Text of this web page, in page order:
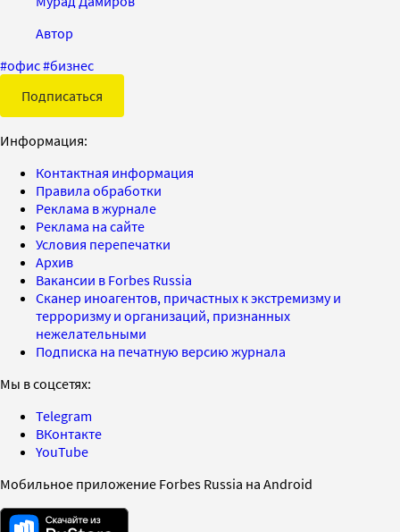
Автор
#офис#бизнес
Подписаться
Информация:
Контактная информация
Правила обработки
Реклама в журнале
Реклама на сайте
Условия перепечатки
Архив
Вакансии в Forbes Russia
Сканер иноагентов, причастных к экстремизму и
терроризму и организаций, признанных
нежелательными
Подписка на печатную версию журнала
Мы в соцсетях:
Telegram
ВКонтакте
YouTube
Мобильное приложение Forbes Russia на Android